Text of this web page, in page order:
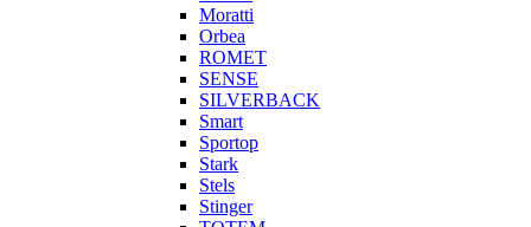
Moratti
Orbea
ROMET
SENSE
SILVERBACK
Smart
Sportop
Stark
Stels
Stinger